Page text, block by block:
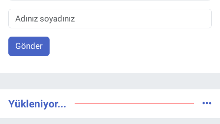
Gönder
Yükleniyor...